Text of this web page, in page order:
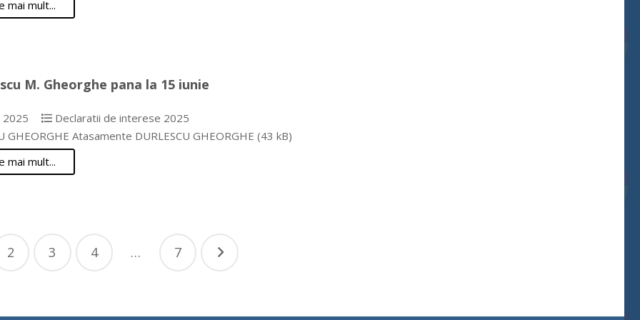
mai mult...
M. Gheorghe pana la 15 iunie
2025
Declaratii de interese 2025
GHEORGHE Atasamente DURLESCU GHEORGHE (43 kB)
mai mult...
2 3 4 … 7